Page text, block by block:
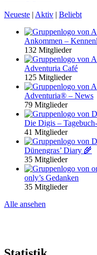
Neueste | Aktiv | Beliebt
Ankommen –
132 Mitglieder
Adventuria Café
125 Mitglieder
Adventuria® – News
79 Mitglieder
Die Digis –
41 Mitglieder
Dünengras’ Diary 🌾
35 Mitglieder
only’s Gedanken
35 Mitglieder
Alle ansehen